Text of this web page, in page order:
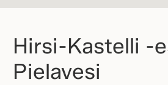
Hirsi-Kastelli -
Pielavesi